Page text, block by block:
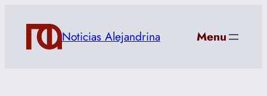
contenido
Noticias Alejandrina Menu